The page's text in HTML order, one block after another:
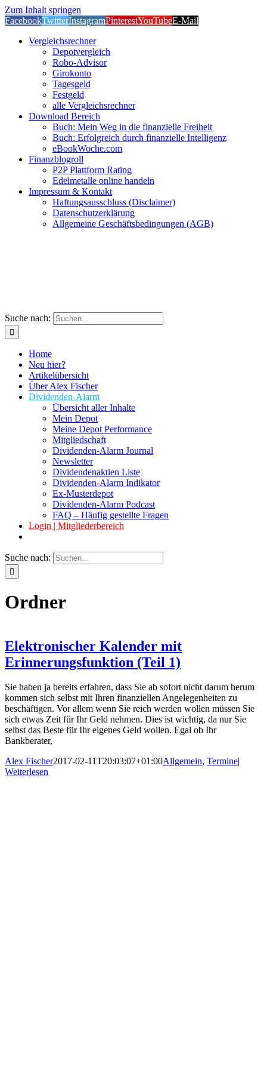
Zum Inhalt springen
FacebookTwitterInstagramPinterestYouTubeE-Mail
Vergleichsrechner
Depotvergleich
Robo-Advisor
Girokonto
Tagesgeld
Festgeld
alle Vergleichsrechner
Download Bereich
Buch: Mein Weg in die finanzielle Freiheit
Buch: Erfolgreich durch finanzielle Intelligenz
eBookWoche.com
Finanzblogroll
P2P Plattform Rating
Edelmetalle online handeln
Impressum & Kontakt
Haftungsausschluss (Disclaimer)
Datenschutzerklärung
Allgemeine Geschäftsbedingungen (AGB)
Suche nach:
Home
Neu hier?
Artikelübersicht
Über Alex Fischer
Dividenden-Alarm
Übersicht aller Inhalte
Mein Depot
Meine Depot Performance
Mitgliedschaft
Dividenden-Alarm Journal
Newsletter
Dividendenaktien Liste
Dividenden-Alarm Indikator
Ex-Musterdepot
Dividenden-Alarm Podcast
FAQ – Häufig gestellte Fragen
Login | Mitgliederbereich
Suche nach:
Ordner
Elektronischer Kalender mit
Erinnerungsfunktion (Teil 1)
Sie haben ja bereits erfahren, dass Sie ab sofort nicht darum herum
kommen sich selbst mit Ihren finanziellen Angelegenheiten zu
beschäftigen. Vor allem wenn Sie reich werden wollen müssen Sie
sich etwas Zeit für Ihr Geld nehmen. Dies ist wichtig, da nur Sie
selbst das Beste für Ihr eigenes Geld wollen. Egal ob Ihr
Bankberater,
Alex Fischer2017-02-11T20:03:07+01:00Allgemein, Termine|
Weiterlesen